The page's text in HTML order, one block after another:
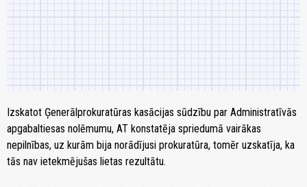
Izskatot Ģenerālprokuratūras kasācijas sūdzību par Administratīvās
apgabaltiesas nolēmumu, AT konstatēja spriedumā vairākas
nepilnības, uz kurām bija norādījusi prokuratūra, tomēr uzskatīja, ka
tās nav ietekmējušas lietas rezultātu.